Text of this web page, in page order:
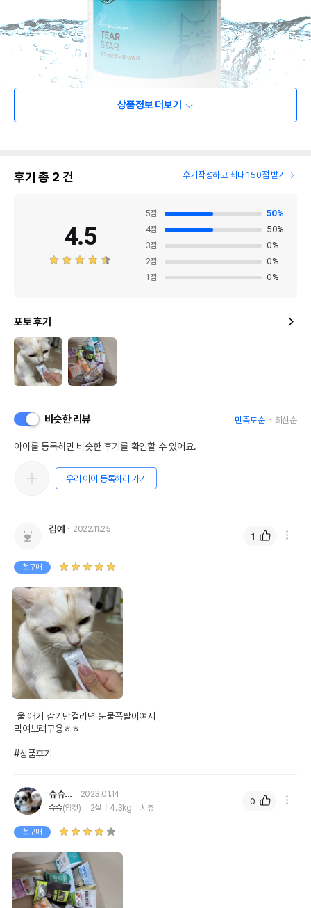
상품정보 더보기
후기 총 2 건 후기작성하고 최대 150점 받기
4.5
5점 50%
4점 50%
3점 0%
2점 0%
1 점 0%
포토 후기
비슷한 리뷰 만족도순 최신순
아이를 등록하면 비슷한 후기를 확인할 수 있어요.
우리 아이 등록하러 가기
김예 2022.11.25
첫구매
먹여보려구용ㅎㅎ
#상품후기
1
슈슈...
2023.01.14
슈슈(암컷) 2살 4.3kg 시츄
첫구매
0